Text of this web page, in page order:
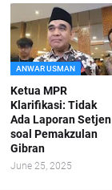
ANWAR USMAN
Ketua MPR
Klarifikasi: Tidak
Ada Laporan Setjen
soal Pemakzulan
Gibran
June 25, 2025